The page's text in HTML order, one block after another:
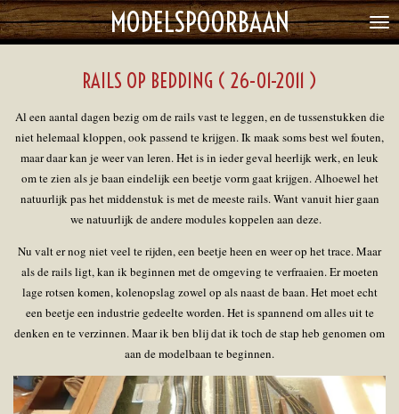
Ga
direct
MODELSPOORBAAN
RAILS OP BEDDING ( 26-01-2011 )
Al een aantal dagen bezig om de rails vast te leggen, en de tussenstukken die
niet helemaal kloppen, ook passend te krijgen. Ik maak soms best wel fouten,
maar daar kan je weer van leren. Het is in ieder geval heerlijk werk, en leuk
om te zien als je baan eindelijk een beetje vorm gaat krijgen. Alhoewel het
natuurlijk pas het middenstuk is met de meeste rails. Want vanuit hier gaan
we natuurlijk de andere modules koppelen aan deze.
Nu valt er nog niet veel te rijden, een beetje heen en weer op het trace. Maar
als de rails ligt, kan ik beginnen met de omgeving te verfraaien. Er moeten
lage rotsen komen, kolenopslag zowel op als naast de baan. Het moet echt
een beetje een industrie gedeelte worden. Het is spannend om alles uit te
denken en te verzinnen. Maar ik ben blij dat ik toch de stap heb genomen om
aan de modelbaan te beginnen.